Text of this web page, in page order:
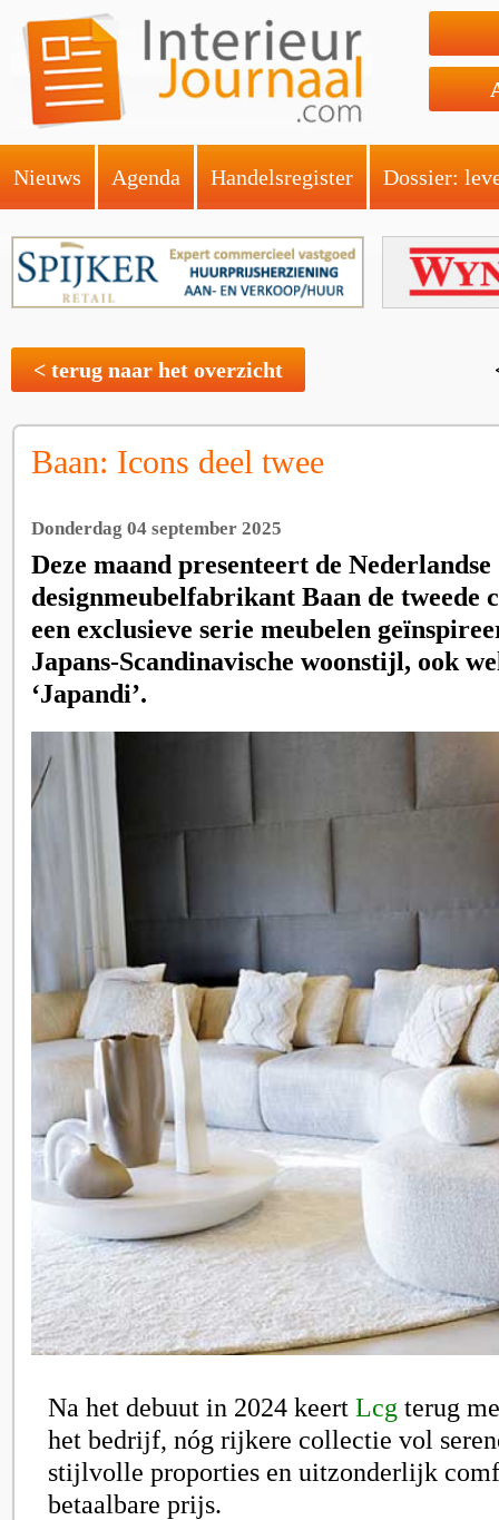
Nieuws Agenda Handelsregister Dossier:
< terug naar het overzicht
Baan: Icons deel twee
Donderdag 04 september 2025
Deze maand presenteert de Nederlandse
designmeubelfabrikant Baan de tweede
een exclusieve serie meubelen
Japans-Scandinavische woonstijl, ook
‘Japandi’.
Na het debuut in 2024 keert Lcg terug
het bedrijf, nóg rijkere collectie vol
stijlvolle proporties en uitzonderlijk
betaalbare prijs.